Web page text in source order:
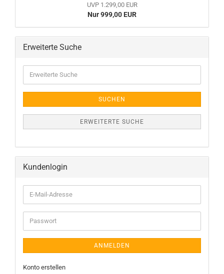
UVP 1.299,00 EUR
Nur 999,00 EUR
Erweiterte Suche
Suche
SUCHEN
ERWEITERTE SUCHE
Kundenlogin
E-
Mail-
Adresse
Passwort
ANMELDEN
Konto erstellen